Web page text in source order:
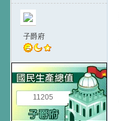
子爵府
11205